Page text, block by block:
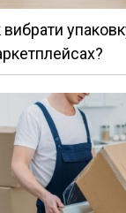
вибрати